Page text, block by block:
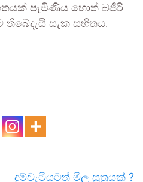
පැමිණිය හොත් බජිරි
සැක සහිතය.
දුම්වැටියටත් මිල සූත්‍රයක් ?